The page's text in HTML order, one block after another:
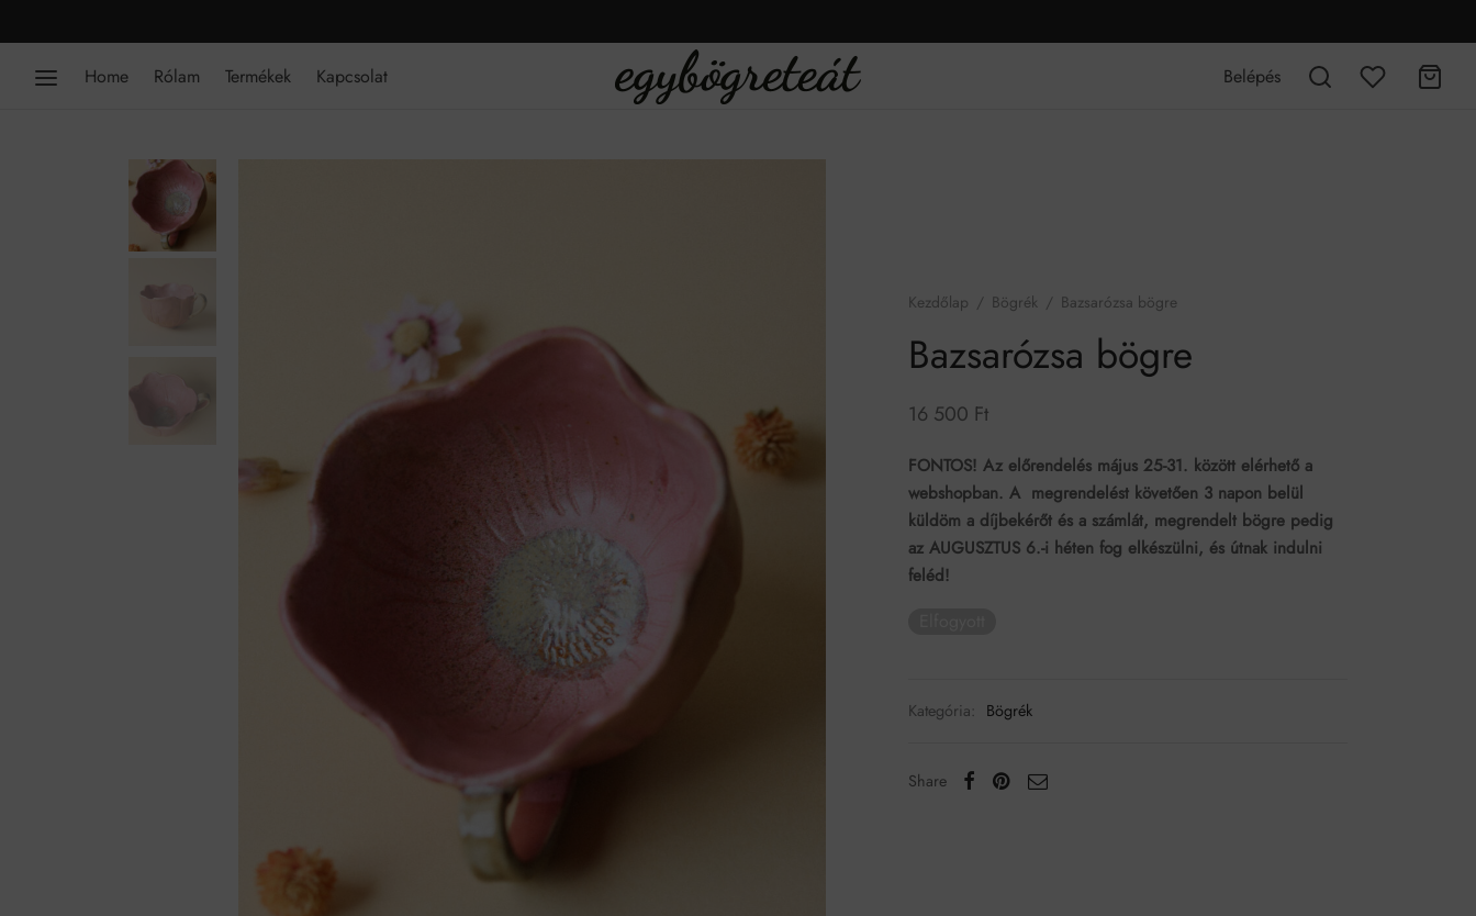
Home Rólam Termékek Kapcsolat Belépés
Kezdőlap / Bögrék / Bazsarózsa bögre
Bazsarózsa bögre
16 500 Ft
FONTOS! Az előrendelés május 25-31. között elérhető a
webshopban. A megrendelést követően 3 napon belül
küldöm a díjbekérőt és a számlát, megrendelt bögre pedig
az AUGUSZTUS 6.-i héten fog elkészülni, és útnak indulni
feléd!
Kategória: Bögrék
Share